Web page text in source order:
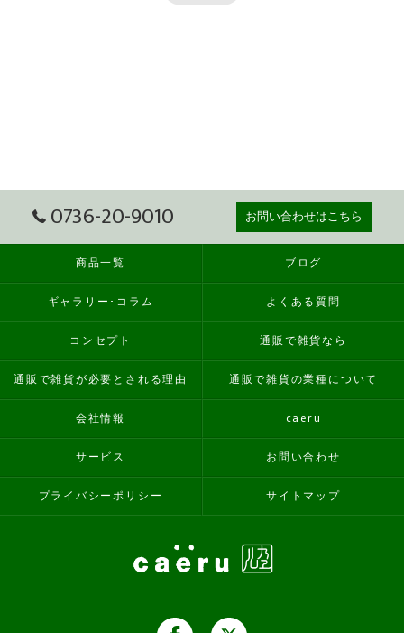
0736-20-9010 お問い合わせはこちら
商品一覧 ブログ
ギャラリー･コラム よくある質問
コンセプト 通販で雑貨なら
通販で雑貨が必要とされる理由 通販で雑貨の業種について
会社情報 caeru
サービス お問い合わせ
プライバシーポリシー サイトマップ